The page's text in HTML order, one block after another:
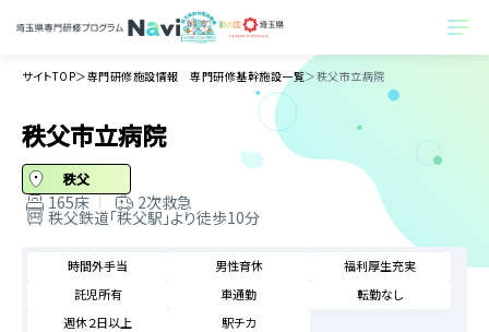
サイトTOP＞専門研修施設情報 専門研修基幹施設一覧＞秩父市立病院
秩父市立病院
秩父
165床 2次救急
秩父鉄道「秩父駅」より徒歩10分
時間外手当 男性育休
福利厚生充実
託児所有
車通勤
転勤なし
週休２日以上
駅チカ